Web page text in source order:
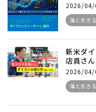
2026/04/
海と生き
新米ダ
店員さ
2026/04/
海と生き